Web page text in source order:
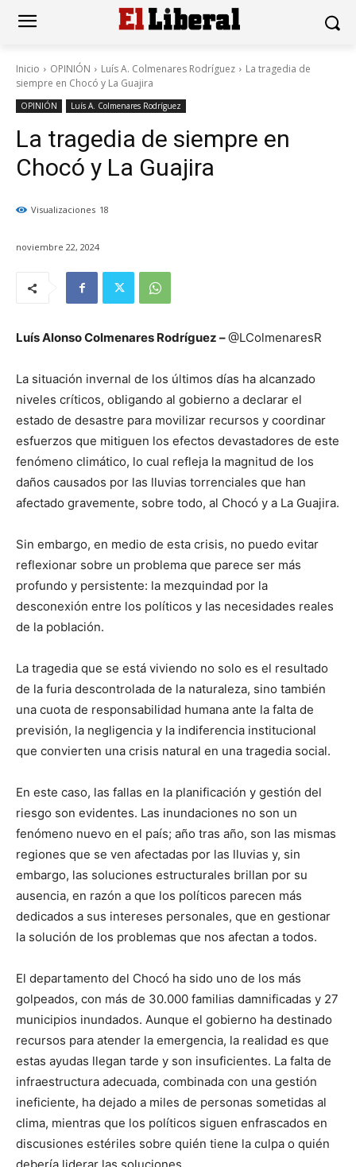
Inicio OPINIÓN Luís A. Colmenares Rodríguez
La tragedia de
siempre en Chocó y La Guajira
OPINIÓN Luís A. Colmenares Rodríguez
La tragedia de siempre en
Chocó y La Guajira
Visualizaciones 18
noviembre 22, 2024
Luís Alonso Colmenares Rodríguez –@LColmenaresR
La situación invernal de los últimos días ha alcanzado
niveles críticos, obligando al gobierno a declarar el
estado de desastre para movilizar recursos y coordinar
esfuerzos que mitiguen los efectos devastadores de este
fenómeno climático, lo cual refleja la magnitud de los
daños causados ​​por las lluvias torrenciales que han
afectado gravemente, sobre todo, al Chocó y a La Guajira.
Sin embargo, en medio de esta crisis, no puedo evitar
reflexionar sobre un problema que parece ser más
profundo y persistente: la mezquindad por la
desconexión entre los políticos y las necesidades reales
de la población.
La tragedia que se está viviendo no solo es el resultado
de la furia descontrolada de la naturaleza, sino también
una cuota de responsabilidad humana ante la falta de
previsión, la negligencia y la indiferencia institucional
que convierten una crisis natural en una tragedia social.
En este caso, las fallas en la planificación y gestión del
riesgo son evidentes. Las inundaciones no son un
fenómeno nuevo en el país; año tras año, son las mismas
regiones que se ven afectadas por las lluvias y, sin
embargo, las soluciones estructurales brillan por su
ausencia, en razón a que los políticos parecen más
dedicados a sus intereses personales, que en gestionar
la solución de los problemas que nos afectan a todos.
El departamento del Chocó ha sido uno de los más
golpeados, con más de 30.000 familias damnificadas y 27
municipios inundados. Aunque el gobierno ha destinado
recursos para atender la emergencia, la realidad es que
estas ayudas llegan tarde y son insuficientes. La falta de
infraestructura adecuada, combinada con una gestión
ineficiente, ha dejado a miles de personas sometidas al
clima, mientras que los políticos siguen enfrascados en
discusiones estériles sobre quién tiene la culpa o quién